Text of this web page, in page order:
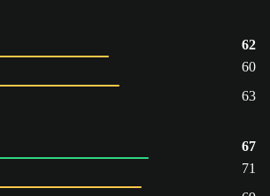
62
60
63
67
71